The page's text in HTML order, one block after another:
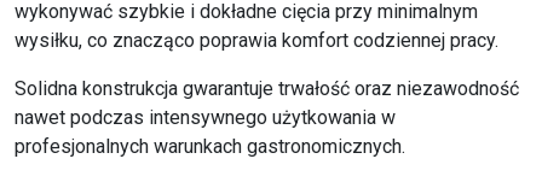
wykonywać szybkie i dokładne cięcia przy minimalnym
wysiłku, co znacząco poprawia komfort codziennej pracy.
Solidna konstrukcja gwarantuje trwałość oraz niezawodność
nawet podczas intensywnego użytkowania w
profesjonalnych warunkach gastronomicznych.